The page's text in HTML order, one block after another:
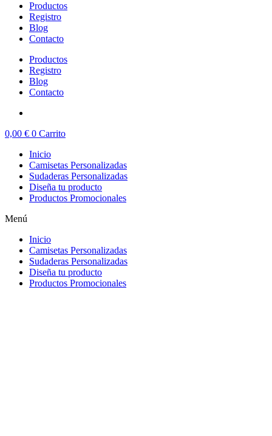
Productos
Registro
Blog
Contacto
Productos
Registro
Blog
Contacto
0,00 € 0 Carrito
Inicio
Camisetas Personalizadas
Sudaderas Personalizadas
Diseña tu producto
Productos Promocionales
Menú
Inicio
Camisetas Personalizadas
Sudaderas Personalizadas
Diseña tu producto
Productos Promocionales